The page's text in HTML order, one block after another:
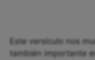
Este versículo nos
también importante